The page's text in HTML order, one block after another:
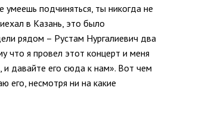
подчиняться, ты никогда не
в Казань, это было
рядом – Рустам Нургалиевич два
я провел этот концерт и меня
и давайте его сюда к нам». Вот чем
его, несмотря ни на какие